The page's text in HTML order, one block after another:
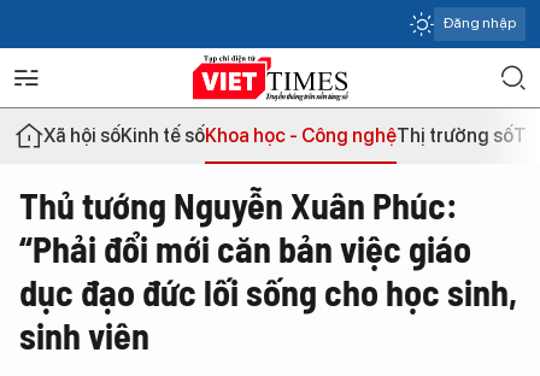
Đăng nhập
Xã hội sốKinh tế sốKhoa học - Công nghệThị trường số
Thủ tướng Nguyễn Xuân Phúc:
“Phải đổi mới căn bản việc giáo
dục đạo đức lối sống cho học sinh,
sinh viên